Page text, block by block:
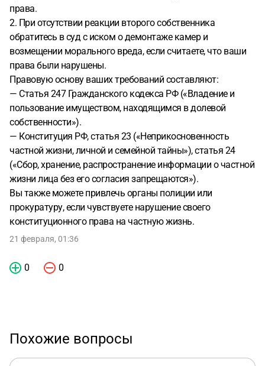
права.
2. При отсутствии реакции второго собственника
обратитесь в суд с иском о демонтаже камер и
возмещении морального вреда, если считаете, что ваши
права были нарушены.
Правовую основу ваших требований составляют:
— Статья 247 Гражданского кодекса РФ («Владение и
пользование имуществом, находящимся в долевой
собственности»).
— Конституция РФ, статья 23 («Неприкосновенность
частной жизни, личной и семейной тайны»), статья 24
(«Сбор, хранение, распространение информации о частной
жизни лица без его согласия запрещаются»).
Вы также можете привлечь органы полиции или
прокуратуру, если чувствуете нарушение своего
конституционного права на частную жизнь.
21 февраля, 01:36
0 0
Похожие вопросы